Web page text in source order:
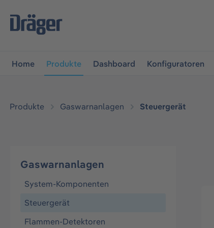
springen
Home Produkte Dashboard Konfiguratoren
Produkte Gaswarnanlagen Steuergerät
Gaswarnanlagen
System-Komponenten
Steuergerät
Flammen-Detektoren